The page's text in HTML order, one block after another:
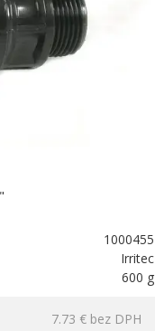
1000455
Irritec
600 g
7.73 € bez DPH